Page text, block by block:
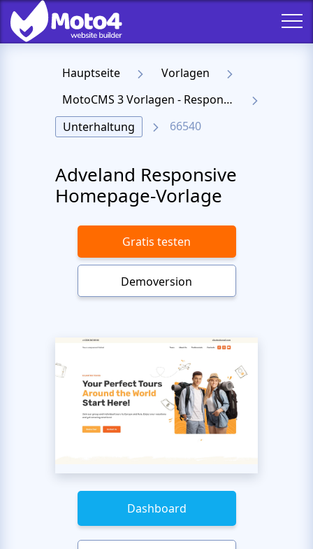
Hauptseite
Vorlagen
MotoCMS 3 Vorlagen - Responsive Templates für Website
Unterhaltung
66540
Adveland Responsive
Homepage-Vorlage
Gratis testen
Demoversion
Dashboard